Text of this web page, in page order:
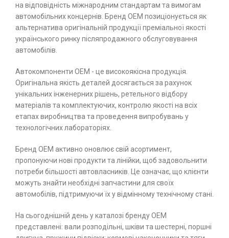
на відповідність міжнародним стандартам та вимогам
автомобільних концернів. Бренд ОЕМ позиціонується як
альтернатива оригінальній продукції преміальної якості
українського ринку післяпродажного обслуговування
автомобілів.
Автокомпоненти ОЕМ - це високоякісна продукція.
Оригінальна якість деталей досягається за рахунок
унікальних інженерних рішень, ретельного відбору
матеріалів та комплектуючих, контролю якості на всіх
етапах виробництва та проведення випробувань у
технологічних лабораторіях.
Бренд ОЕМ активно оновлює свій асортимент,
пропонуючи нові продукти та лінійки, щоб задовольнити
потреби більшості автовласників. Це означає, що клієнти
можуть знайти необхідні запчастини для своїх
автомобілів, підтримуючи їх у відмінному технічному стані.
На сьогоднішній день у каталозі бренду ОЕМ
представлені: вали розподільні, шківи та шестерні, поршні